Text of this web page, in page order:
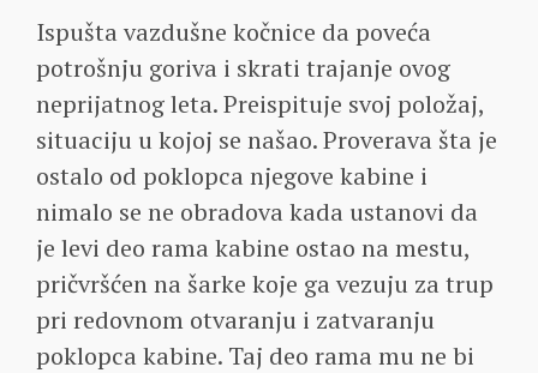
Ispušta vazdušne kočnice da poveća
potrošnju goriva i skrati trajanje ovog
neprijatnog leta. Preispituje svoj položaj,
situaciju u kojoj se našao. Proverava šta je
ostalo od poklopca njegove kabine i
nimalo se ne obradova kada ustanovi da
je levi deo rama kabine ostao na mestu,
pričvršćen na šarke koje ga vezuju za trup
pri redovnom otvaranju i zatvaranju
poklopca kabine. Taj deo rama mu ne bi